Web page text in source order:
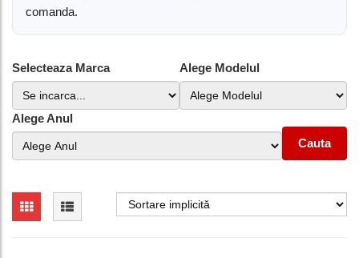
comanda.
Selecteaza Marca Alege Modelul
Alege Anul
Cauta